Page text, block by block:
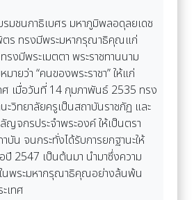
รมชนกาธิเบศร มหาภูมิพลอดุลยเดช
ตร ทรงมีพระมหากรุณาธิคุณแก่
รงมีพระเมตตา พระราชทานนาม
ายว่า “คนของพระราชา” ให้แก่
ศ เมื่อวันที่ 14 กุมภาพันธ์ 2535 ทรง
ะวิทยาลัยครูเป็นสถาบันราชภัฏ และ
ญจกรประจำพระองค์ ให้เป็นตรา
น จนกระทั่งได้รับการยกฐานะให้
ปี 2547 เป็นต้นมา นำมาซึ่งความ
นพระมหากรุณาธิคุณอย่างล้นพ้น
เทศ